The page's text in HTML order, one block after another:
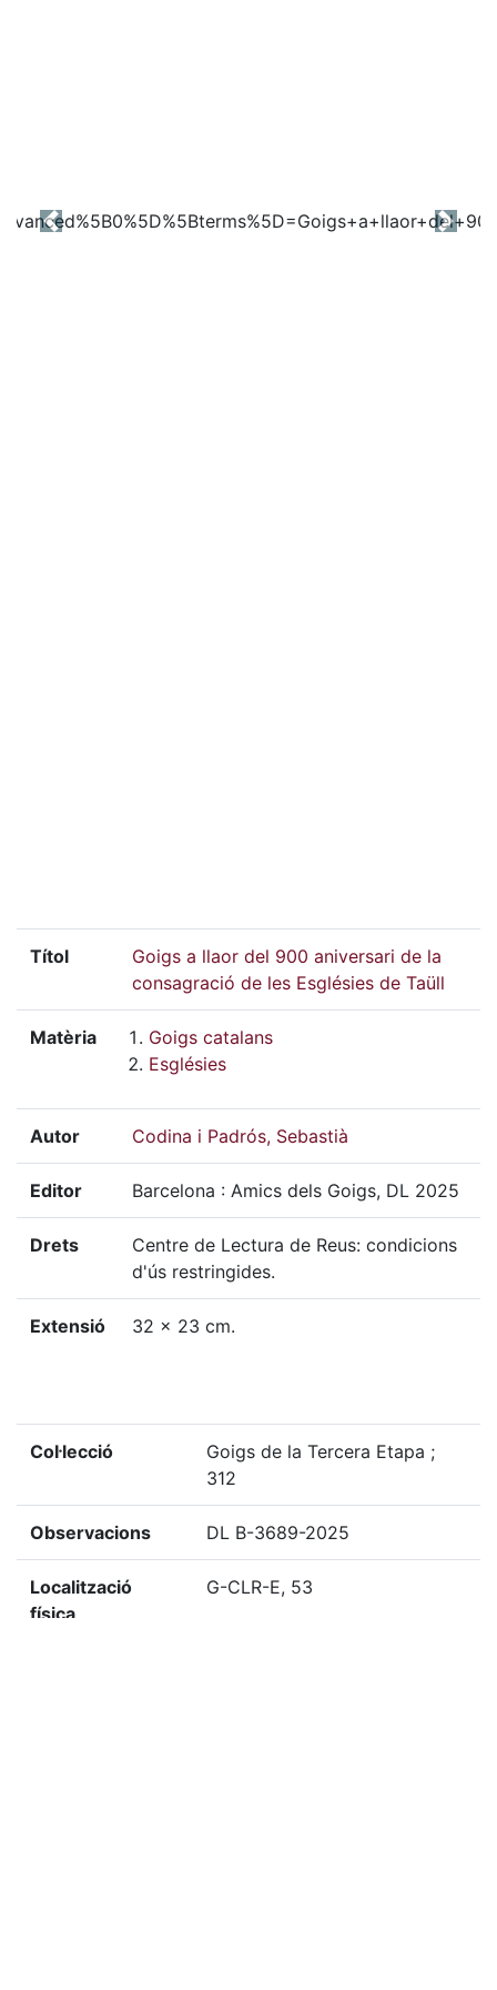
Previous Next
Títol
Goigs a llaor del 900 aniversari de la
consagració de les Esglésies de Taüll
Matèria
Goigs catalans
Esglésies
Autor Codina i Padrós, Sebastià
Editor Barcelona : Amics dels Goigs, DL 2025
Drets
Centre de Lectura de Reus: condicions
d'ús restringides.
Extensió 32 x 23 cm.
Col·lecció
Goigs de la Tercera Etapa ;
312
Observacions DL B-3689-2025
Localització
física
G-CLR-E, 53